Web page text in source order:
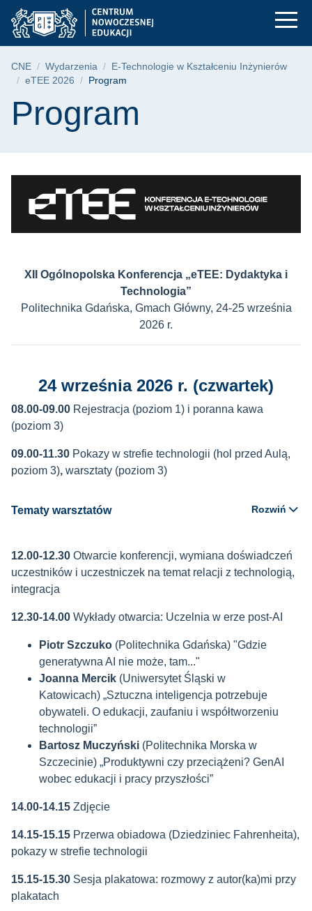
Przejdź
do
menu
Przejdź
do
wyszukiwarki
Przejdź
do
treści
Program | Centrum
Ścieżka nawigacyjna
CNE Wydarzenia
E-Technologie w Kształceniu Inżynierów
eTEE 2026
Program
Treść strony
Program
XII Ogólnopolska Konferencja „eTEE: Dydaktyka i
Technologia”
Politechnika Gdańska, Gmach Główny, 24-25 września
2026 r.
24 września 2026 r. (czwartek)
08.00-09.00 Rejestracja (poziom 1) i poranna kawa
(poziom 3)
09.00-11.30 Pokazy w strefie technologii (hol przed Aulą,
poziom 3), warsztaty (poziom 3)
Tematy warsztatów Rozwiń
12.00-12.30 Otwarcie konferencji, wymiana doświadczeń
uczestników i uczestniczek na temat relacji z technologią,
integracja
12.30-14.00 Wykłady otwarcia: Uczelnia w erze post-AI
Piotr Szczuko (Politechnika Gdańska) "Gdzie
generatywna AI nie może, tam..."
Joanna Mercik (Uniwersytet Śląski w
Katowicach) „Sztuczna inteligencja potrzebuje
obywateli. O edukacji, zaufaniu i współtworzeniu
technologii”
Bartosz Muczyński (Politechnika Morska w
Szczecinie) „Produktywni czy przeciążeni? GenAI
wobec edukacji i pracy przyszłości”
14.00-14.15 Zdjęcie
14.15-15.15 Przerwa obiadowa (Dziedziniec Fahrenheita),
pokazy w strefie technologii
15.15-15.30 Sesja plakatowa: rozmowy z autor(ka)mi przy
plakatach